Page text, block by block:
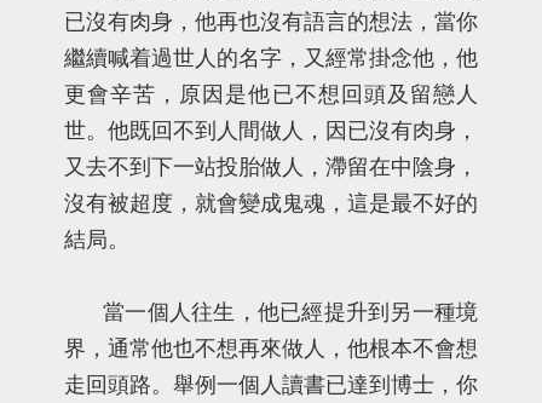
已沒有肉身，他再也沒有語言的想法，當你
繼續喊着過世人的名字，又經常掛念他，他
更會辛苦，原因是他已不想回頭及留戀人
世。他既回不到人間做人，因已沒有肉身，
又去不到下一站投胎做人，滯留在中陰身，
沒有被超度，就會變成鬼魂，這是最不好的
結局。
當一個人往生，他已經提升到另一種境
界，通常他也不想再來做人，他根本不會想
走回頭路。舉例一個人讀書已達到博士，你